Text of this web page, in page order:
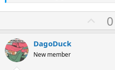
o
0
DagoDuck
New member